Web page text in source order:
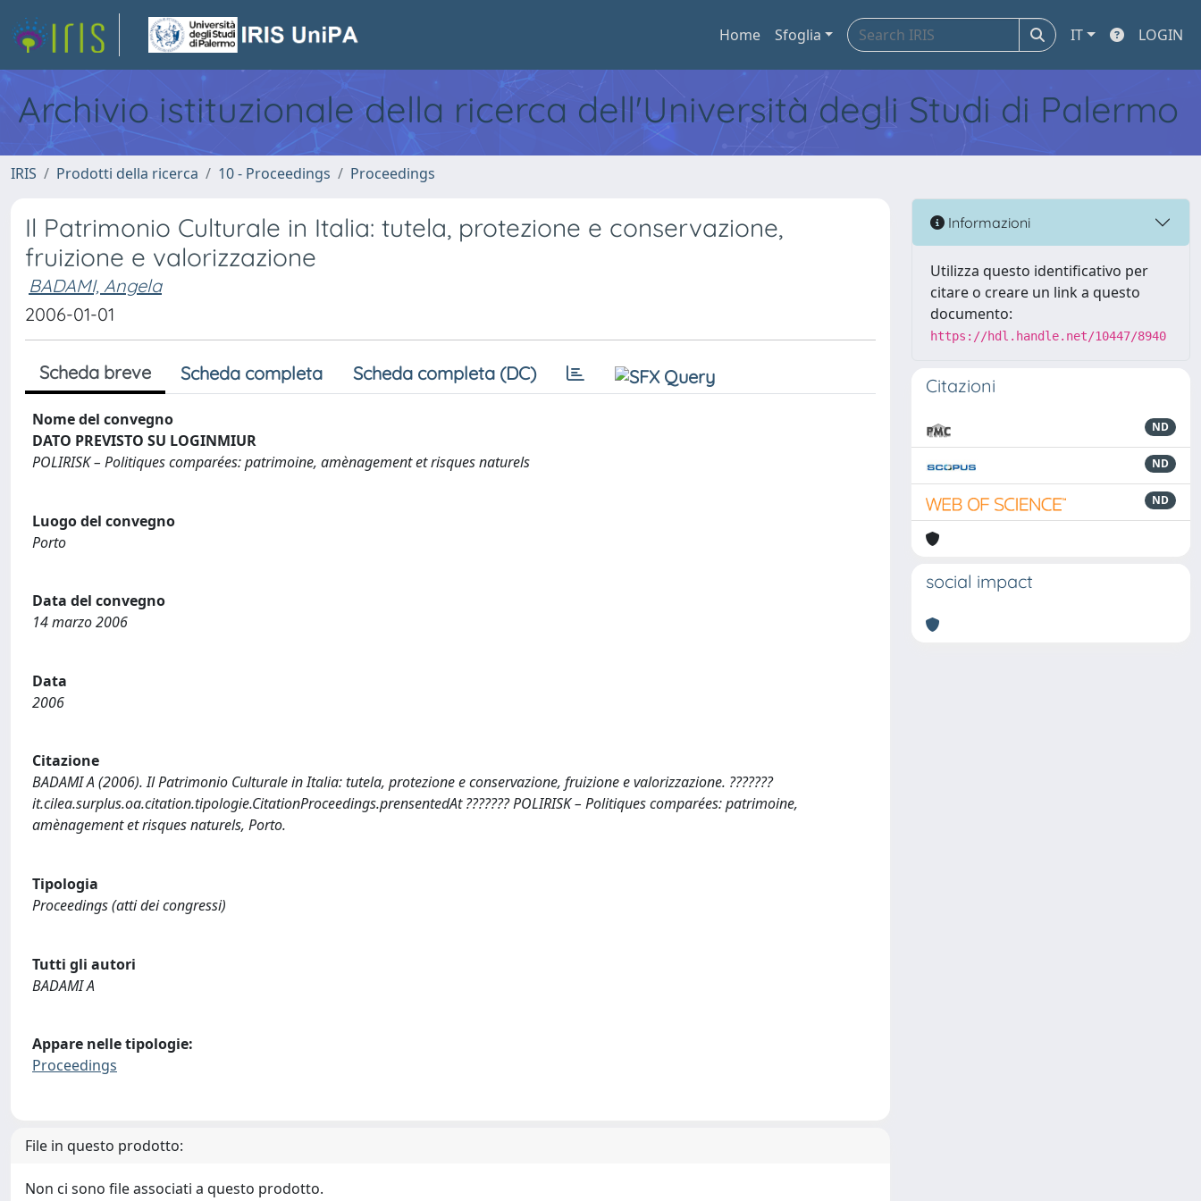
Home Sfoglia IT LOGIN
Archivio istituzionale della ricerca dell'Università degli Studi di Palermo
IRIS Prodotti della ricerca 10 - Proceedings Proceedings
Il Patrimonio Culturale in Italia: tutela, protezione e conservazione,
fruizione e valorizzazione
BADAMI, Angela
2006-01-01
Scheda breve Scheda completa Scheda completa (DC)
Nome del convegno
DATO PREVISTO SU LOGINMIUR
POLIRISK – Politiques comparées: patrimoine, amènagement et risques naturels
Luogo del convegno
Porto
Data del convegno
14 marzo 2006
Data
2006
Citazione
BADAMI A (2006). Il Patrimonio Culturale in Italia: tutela, protezione e conservazione, fruizione e valorizzazione. ???????
it.cilea.surplus.oa.citation.tipologie.CitationProceedings.prensentedAt ??????? POLIRISK – Politiques comparées: patrimoine,
amènagement et risques naturels, Porto.
Tipologia
Proceedings (atti dei congressi)
Tutti gli autori
BADAMI A
Appare nelle tipologie:
Proceedings
File in questo prodotto:
Non ci sono file associati a questo prodotto.
Informazioni
Utilizza questo identificativo per
citare o creare un link a questo
documento:
https://hdl.handle.net/10447/8940
Citazioni
ND
ND
ND
social impact